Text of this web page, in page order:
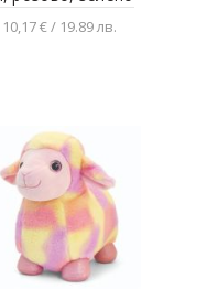
10,17 € / 19.89 лв.